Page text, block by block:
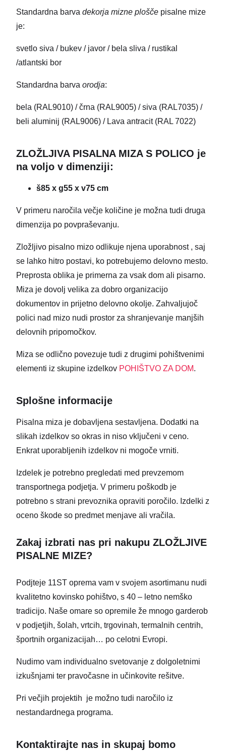
Standardna barva dekorja mizne plošče pisalne mize
je:
svetlo siva / bukev / javor / bela sliva / rustikal
/atlantski bor
Standardna barva orodja:
bela (RAL9010) / črna (RAL9005) / siva (RAL7035) /
beli aluminij (RAL9006) / Lava antracit (RAL 7022)
ZLOŽLJIVA PISALNA MIZA S POLICO je
na voljo v dimenziji:
š85 x g55 x v75 cm
V primeru naročila večje količine je možna tudi druga
dimenzija po povpraševanju.
Zložljivo pisalno mizo odlikuje njena uporabnost , saj
se lahko hitro postavi, ko potrebujemo delovno mesto.
Preprosta oblika je primerna za vsak dom ali pisarno.
Miza je dovolj velika za dobro organizacijo
dokumentov in prijetno delovno okolje. Zahvaljujoč
polici nad mizo nudi prostor za shranjevanje manjših
delovnih pripomočkov.
Miza se odlično povezuje tudi z drugimi pohištvenimi
elementi iz skupine izdelkov POHIŠTVO ZA DOM.
Splošne informacije
Pisalna miza je dobavljena sestavljena. Dodatki na
slikah izdelkov so okras in niso vključeni v ceno.
Enkrat uporabljenih izdelkov ni mogoče vrniti.
Izdelek je potrebno pregledati med prevzemom
transportnega podjetja. V primeru poškodb je
potrebno s strani prevoznika opraviti poročilo. Izdelki z
oceno škode so predmet menjave ali vračila.
Zakaj izbrati nas pri nakupu ZLOŽLJIVE
PISALNE MIZE?
Podjteje 11ST oprema vam v svojem asortimanu nudi
kvalitetno kovinsko pohištvo, s 40 – letno nemško
tradicijo. Naše omare so opremile že mnogo garderob
v podjetjih, šolah, vrtcih, trgovinah, termalnih centrih,
športnih organizacijah… po celotni Evropi.
Nudimo vam individualno svetovanje z dolgoletnimi
izkušnjami ter pravočasne in učinkovite rešitve.
Pri večjih projektih je možno tudi naročilo iz
nestandardnega programa.
Kontaktirajte nas in skupaj bomo